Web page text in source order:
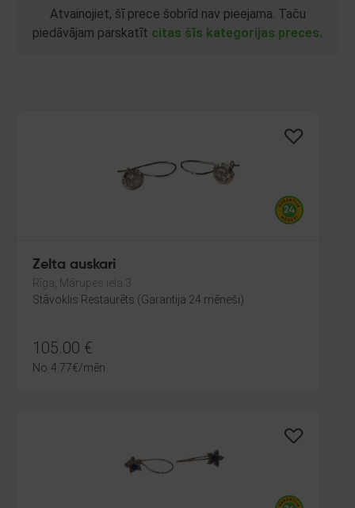
Atvainojiet, šī prece šobrīd nav pieejama. Taču
piedāvājam parskatīt citas šīs kategorijas preces.
Zelta auskari
Rīga, Mārupes iela 3
Stāvoklis Restaurēts (Garantija 24 mēneši)
105.00 €
No 4.77€/mēn.